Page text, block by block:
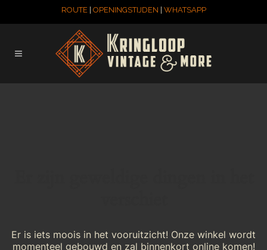
ROUTE| OPENINGSTIJDEN WHATSAPP
Er is iets moois in het vooruitzicht! Onze winkel wordt
momenteel gebouwd en zal binnenkort online komen!